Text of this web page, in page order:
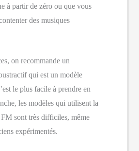
à partir de zéro ou que vous
des musiques
on recommande un
qui est un modèle
le plus facile à prendre en
les modèles qui utilisent la
sont très difficiles, même
expérimentés.